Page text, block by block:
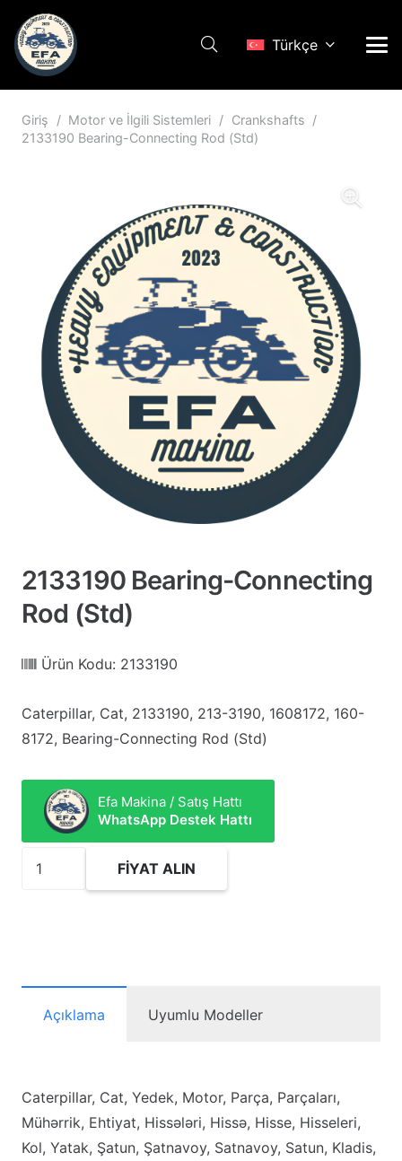
Türkçe
Giriş / Motor ve İlgili Sistemleri / Crankshafts /
2133190 Bearing-Connecting Rod (Std)
2133190 Bearing-Connecting
Rod (Std)
Ürün Kodu: 2133190
Caterpillar, Cat, 2133190, 213-3190, 1608172, 160-
8172, Bearing-Connecting Rod (Std)
Efa Makina / Satış Hattı
WhatsApp Destek Hattı
2133190
adet
FIYAT ALIN
Açıklama Uyumlu Modeller
Caterpillar, Cat, Yedek, Motor, Parça, Parçaları,
Mühərrik, Ehtiyat, Hissələri, Hissə, Hisse, Hisseleri,
Kol, Yatak, Şatun, Şatnavoy, Satnavoy, Satun, Kladis,